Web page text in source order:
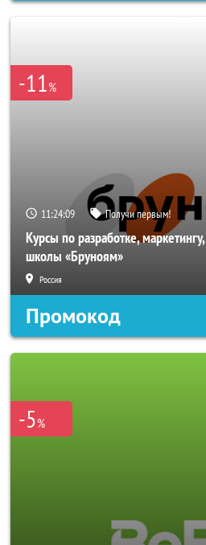
-11%
11:24:06 Получи первым!
Курсы по разработке,
школы «Бруноям»
Россия
Промокод
-5%